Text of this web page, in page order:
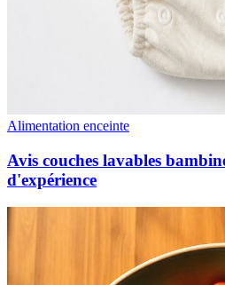
Alimentation enceinte
Avis couches lavables
d'expérience